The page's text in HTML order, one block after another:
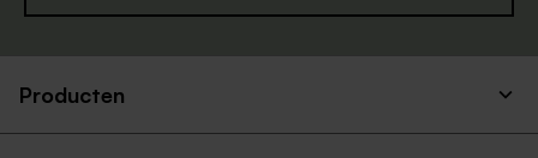
Producten